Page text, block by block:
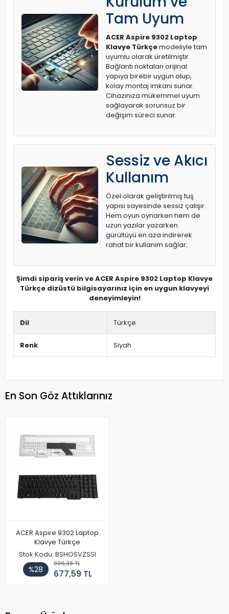
Tam Uyum
ACER Aspire 9302 Laptop
Klavye Türkçemodeliyle tam
uyumlu olarak üretilmiştir.
Bağlantı noktaları orijinal
yapıya birebir uygun olup,
kolay montaj imkanı sunar.
Cihazınıza mükemmel uyum
sağlayarak sorunsuz bir
değişim süreci sunar.
Sessiz ve Akıcı
Kullanım
Özel olarak geliştirilmiş tuş
yapısı sayesinde sessiz çalışır.
Hem oyun oynarken hem de
uzun yazılar yazarken
gürültüyü en aza indirerek
rahat bir kullanım sağlar.
Şimdi sipariş verin ve ACER Aspire 9302 Laptop Klavye
Türkçe dizüstü bilgisayarınız için en uygun klavyeyi
deneyimleyin!
Dil Türkçe
Renk Siyah
En Son Göz Attıklarınız
ACER Aspire 9302 Laptop
Klavye Türkçe
Stok Kodu: BSHOSVZSSI
%28
936,38 TL
677,59 TL